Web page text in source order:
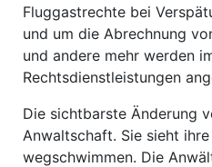
Fluggastrechte bei
und um die Abrechnung
und andere mehr werden
Rechtsdienstleistungen
Die sichtbarste Änderung
Anwaltschaft. Sie sieht ihre
wegschwimmen. Die